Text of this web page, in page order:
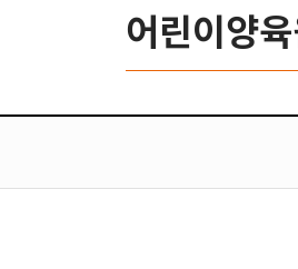
어린이양